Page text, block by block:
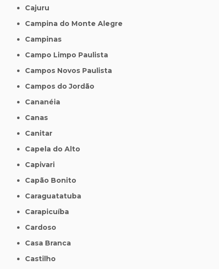
Cajuru
Campina do Monte Alegre
Campinas
Campo Limpo Paulista
Campos Novos Paulista
Campos do Jordão
Cananéia
Canas
Canitar
Capela do Alto
Capivari
Capão Bonito
Caraguatatuba
Carapicuíba
Cardoso
Casa Branca
Castilho